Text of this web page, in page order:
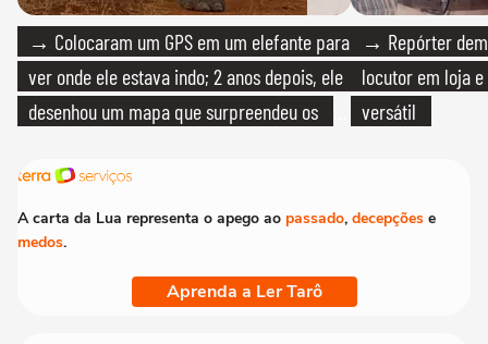
→ Colocaram um GPS em um elefante para
ver onde ele estava indo; 2 anos depois, ele
desenhou um mapa que surpreendeu os
→ Repórter
locutor em loja
versátil
A carta da Lua representa o apego ao passado, decepções e
medos.
Aprenda a Ler Tarô